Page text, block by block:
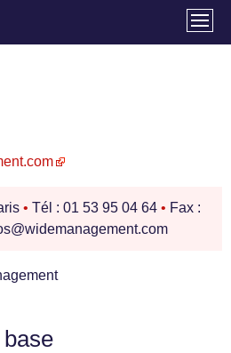
• Tél : 01 53 95 04 64 • Fax :